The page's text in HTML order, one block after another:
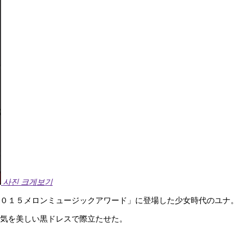
사진 크게보기
５メロンミュージックアワード」に登場した少女時代のユナ。
を美しい黒ドレスで際立たせた。